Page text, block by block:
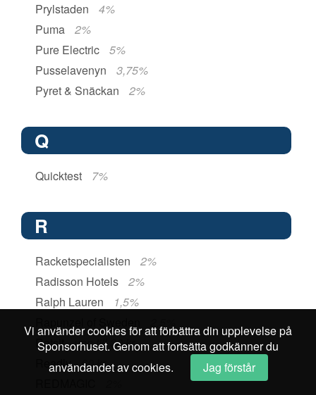
Prylstaden
4%
Puma
2%
Pure Electric
5%
Pusselavenyn
3,75%
Pyret & Snäckan
2%
Q
Quicktest 7%
R
Racketspecialisten
2%
Radisson Hotels
2%
Ralph Lauren
1,5%
Ratsit upp till 30 kr
Readly 60 kr
Vi använder cookies för att förbättra din upplevelse på
Sponsorhuset. Genom att fortsätta godkänner du
användandet av cookies.
Jag förstår